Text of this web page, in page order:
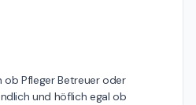
Pfleger Betreuer oder
und höflich egal ob